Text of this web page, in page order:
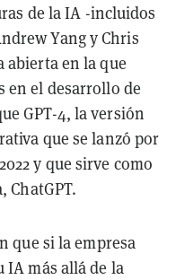
de la IA -incluidos
Yang y Chris
abierta en la que
en el desarrollo de
GPT-4, la versión
que se lanzó por
y que sirve como
ChatGPT.
que si la empresa
IA más allá de la